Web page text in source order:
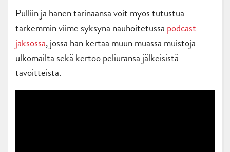
Pulliin ja hänen tarinaansa voit myös tutustua
tarkemmin viime syksynä nauhoitetussa podcast-
jaksossa, jossa hän kertaa muun muassa muistoja
ulkomailta sekä kertoo peliuransa jälkeisistä
tavoitteista.